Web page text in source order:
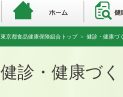
東京都食品健康保険組合トップ> 健診・健康づ
健診・健康づ